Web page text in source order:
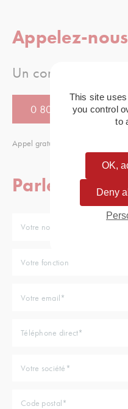
Appelez-nous
Un conseil, une
0 805 080 886
Appel gratuit
Parlez-nous
This site
you control
to
OK,
Deny